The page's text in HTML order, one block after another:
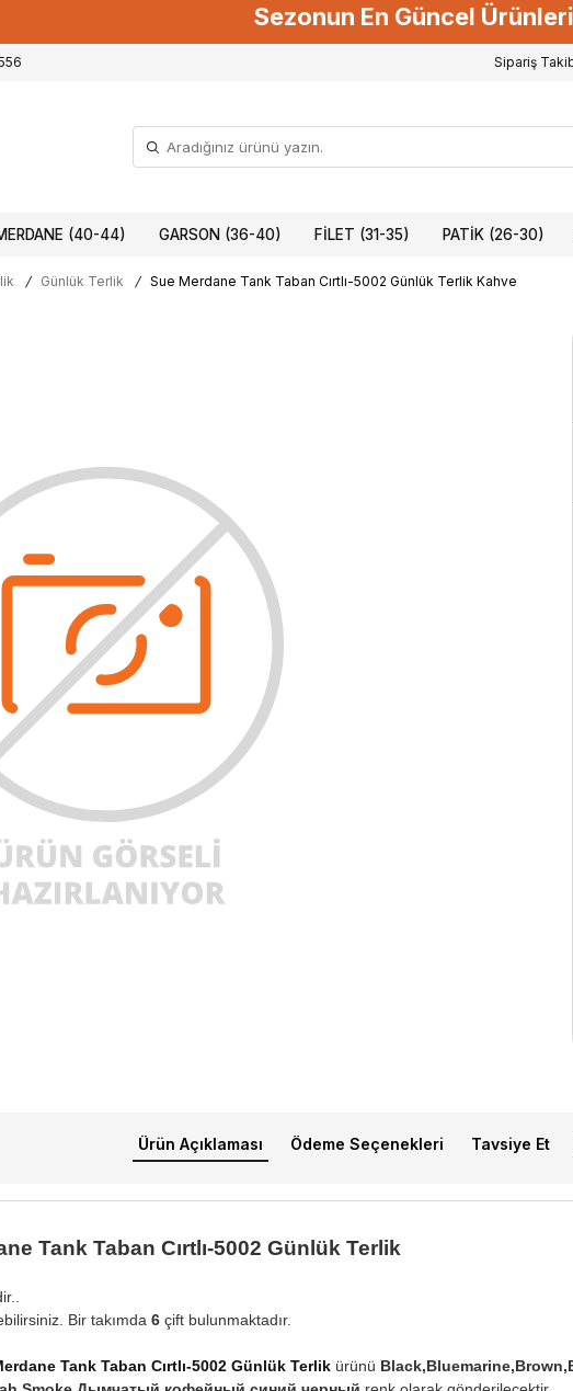
Sezonun En Güncel
Sipariş
(40-44) GARSON (36-40) FILET (31-35) PATIK (26-30)
/ Günlük Terlik / Sue Merdane Tank Taban Cırtlı-5002 Günlük Terlik Kahve
Ürün Açıklaması Ödeme Seçenekleri Tavsiye Et
Tank Taban Cırtlı-5002 Günlük Terlik
Bir takımda 6 çift bulunmaktadır.
Tank Taban Cırtlı-5002 Günlük Terlik ürünü